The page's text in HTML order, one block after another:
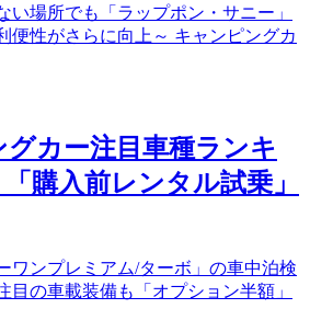
い場所でも「ラップポン・サニー」
便性がさらに向上～ キャンピングカ
カー注目車種ランキ
購入前レンタル試乗」
ワンプレミアム/ターボ」の車中泊検
目の車載装備も「オプション半額」